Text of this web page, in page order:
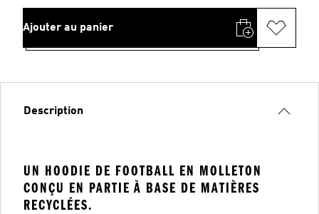
Ajouter au panier
Description
UN HOODIE DE FOOTBALL EN MOLLETON
CONÇU EN PARTIE À BASE DE MATIÈRES
RECYCLÉES.